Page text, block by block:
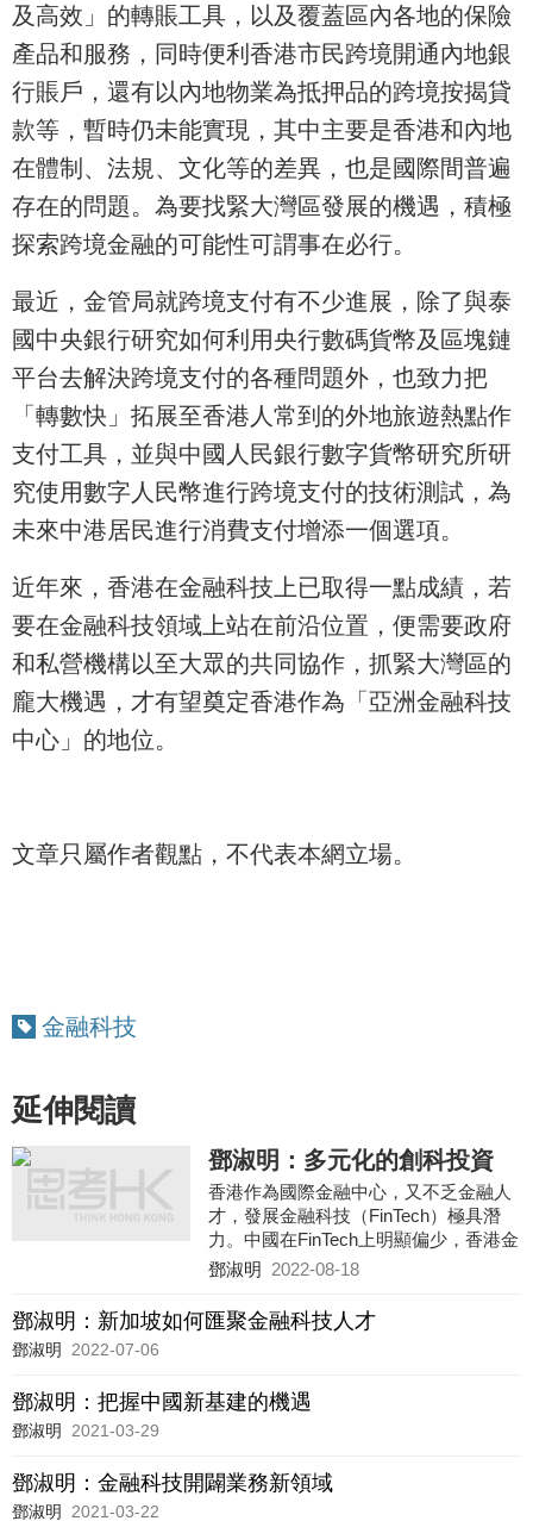
及高效」的轉賬工具，以及覆蓋區內各地的保險
產品和服務，同時便利香港市民跨境開通內地銀
行賬戶，還有以內地物業為抵押品的跨境按揭貸
款等，暫時仍未能實現，其中主要是香港和內地
在體制、法規、文化等的差異，也是國際間普遍
存在的問題。為要找緊大灣區發展的機遇，積極
探索跨境金融的可能性可謂事在必行。
最近，金管局就跨境支付有不少進展，除了與泰
國中央銀行研究如何利用央行數碼貨幣及區塊鏈
平台去解決跨境支付的各種問題外，也致力把
「轉數快」拓展至香港人常到的外地旅遊熱點作
支付工具，並與中國人民銀行數字貨幣研究所研
究使用數字人民幣進行跨境支付的技術測試，為
未來中港居民進行消費支付增添一個選項。
近年來，香港在金融科技上已取得一點成績，若
要在金融科技領域上站在前沿位置，便需要政府
和私營機構以至大眾的共同協作，抓緊大灣區的
龐大機遇，才有望奠定香港作為「亞洲金融科技
中心」的地位。
文章只屬作者觀點，不代表本網立場。
金融科技
延伸閱讀
鄧淑明：多元化的創科投資
香港作為國際金融中心，又不乏金融人
才，發展金融科技（FinTech）極具潛
力。中國在FinTech上明顯偏少，香港金
融發展在世界早已舉足輕重，大有條件
鄧淑明 2022-08-18
鄧淑明：新加坡如何匯聚金融科技人才
鄧淑明 2022-07-06
鄧淑明：把握中國新基建的機遇
鄧淑明 2021-03-29
鄧淑明：金融科技開闢業務新領域
鄧淑明 2021-03-22